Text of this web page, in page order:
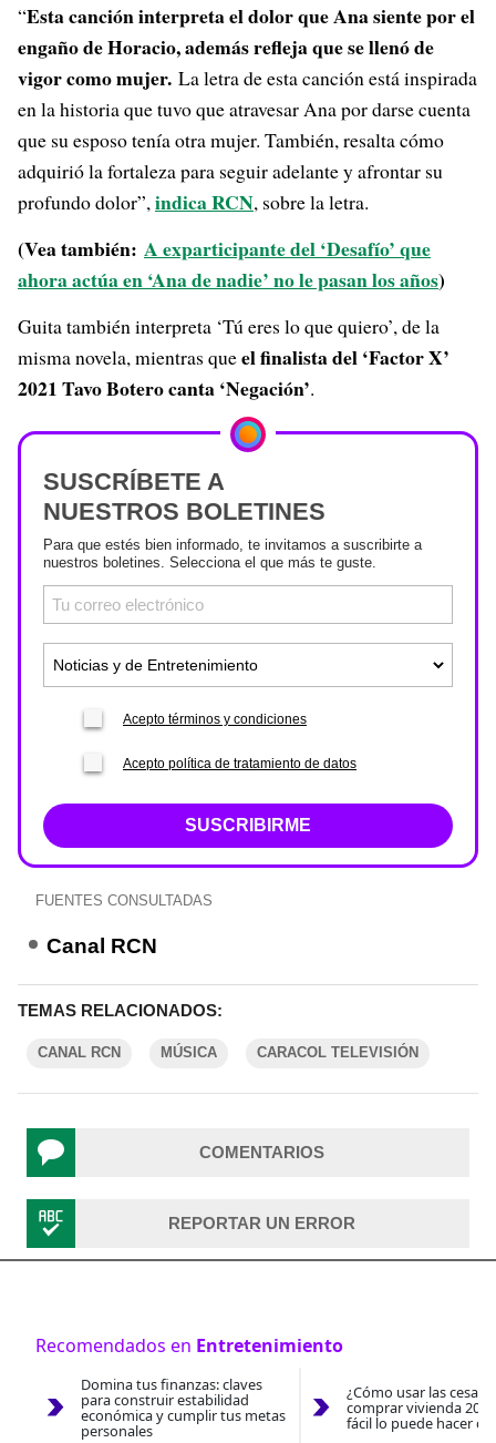
“Esta canción interpreta el dolor que Ana siente por el
engaño de Horacio, además refleja que se llenó de
vigor como mujer. La letra de esta canción está inspirada
en la historia que tuvo que atravesar Ana por darse cuenta
que su esposo tenía otra mujer. También, resalta cómo
adquirió la fortaleza para seguir adelante y afrontar su
profundo dolor”,indica RCN, sobre la letra.
(Vea también: A exparticipante del ‘Desafío’ que
ahora actúa en ‘Ana de nadie’ no le pasan los años)
Guita también interpreta ‘Tú eres lo que quiero’, de la
misma novela, mientras queel finalista del ‘Factor X’
2021 Tavo Botero canta ‘Negación’.
SUSCRÍBETE A
NUESTROS BOLETINES
Para que estés bien informado, te invitamos a suscribirte a
nuestros boletines. Selecciona el que más te guste.
Acepto términos y condiciones
Acepto política de tratamiento de datos
SUSCRIBIRME
FUENTES CONSULTADAS
Canal RCN
TEMAS RELACIONADOS:
CANAL RCN MÚSICA CARACOL TELEVISIÓN
COMENTARIOS
REPORTAR UN ERROR
Recomendados en Entretenimiento
Domina tus finanzas: claves
para construir estabilidad
económica y cumplir tus metas
personales
¿Cómo usar las
comprar vivienda
fácil lo puede hacer